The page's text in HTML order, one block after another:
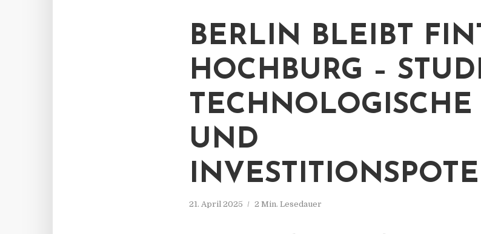
BERLIN BLEIBT
HOCHBURG –
TECHNOLOGISCHE
UND
21. April 2025 2 Min. Lesedauer